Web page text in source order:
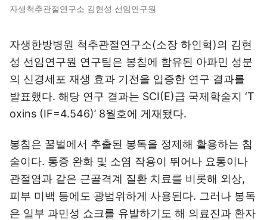
자생척추관절연구소 김현성 선임연구원
자생한방병원 척추관절연구소(소장 하인혁)의 김현
성 선임연구원 연구팀은 봉침에 함유된 아파민 성분
의 신경세포 재생 효과 기전을 입증한 연구 결과를
발표했다. 해당 연구 결과는 SCI(E)급 국제학술지 ‘T
oxins (IF=4.546)’ 8월호에 게재됐다.
봉침은 꿀벌에서 추출된 봉독을 정제해 활용하는 침
술이다. 통증 완화 및 소염 작용이 뛰어나 요통이나
관절염과 같은 근골격계 질환 치료를 비롯해 외상,
피부 미백 등에도 광범위하게 사용된다. 그러나 봉독
은 일부 과민성 쇼크를 유발하기도 해 의료진과 환자